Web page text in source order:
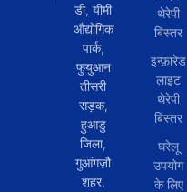
डी, यीमी
औद्योगिक
पार्क,
फुयुआन
तीसरी
सड़क,
हुआडु
जिला,
गुआंगज़ौ
शहर,
थेरेपी
बिस्तर
इन्फ़ारेड
लाइट
थेरेपी
बिस्तर
घरेलू
उपयोग
के लिए